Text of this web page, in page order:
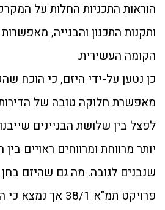
ותקנות התכנון והבנייה,
הקומה העשירית.
כן נטען על-ידי היזם, כי הוכח
מאפשרת חלוקה טובה של
לפצל בין שלושת הבניינים
יותר מרווחת ומרווחים ראויים בין
שנבנים לגובה. מה גם שהיזם
פרויקט תמ"א 38/1